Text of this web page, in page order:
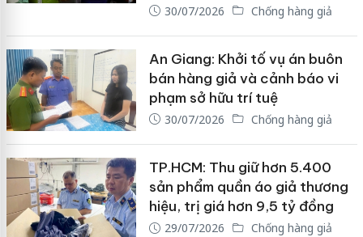
30/07/2026 Chống hàng giả
An Giang: Khởi tố vụ án buôn
bán hàng giả và cảnh báo vi
phạm sở hữu trí tuệ
30/07/2026 Chống hàng giả
TP.HCM: Thu giữ hơn 5.400
sản phẩm quần áo giả thương
hiệu, trị giá hơn 9,5 tỷ đồng
29/07/2026 Chống hàng giả